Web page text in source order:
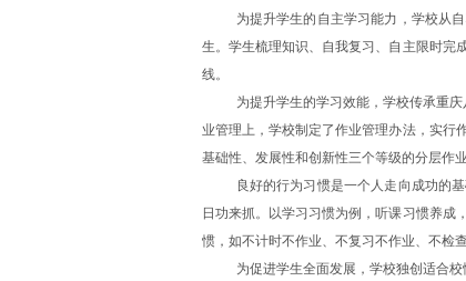
为提升学生的自主学习能力，学校从
生。学生梳理知识、自我复习、自主限时完
线。
为提升学生的学习效能，学校传承重
业管理上，学校制定了作业管理办法，实行
基础性、发展性和创新性三个等级的分层作
良好的行为习惯是一个人走向成功的
日功来抓。以学习习惯为例，听课习惯养成
惯，如不计时不作业、不复习不作业、不检
为促进学生全面发展，学校独创适合